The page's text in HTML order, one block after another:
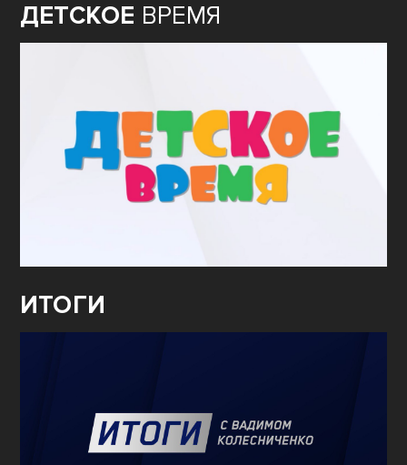
ДЕТСКОЕ ВРЕМЯ
ИТОГИ